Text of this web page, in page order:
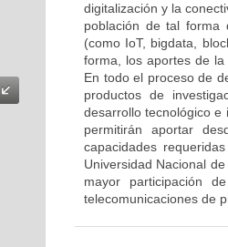
digitalización y la
población de tal forma
(como IoT, bigdata,
forma, los aportes de
En todo el proceso de
productos de
desarrollo tecnológico e
permitirán aportar
capacidades
Universidad Nacional
mayor participación
telecomunicaciones de